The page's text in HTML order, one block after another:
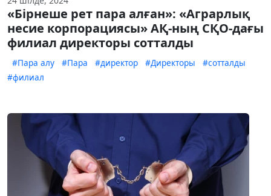
«Бірнеше рет пара алған»: «Аграрлық
несие корпорациясы» АҚ-ның СҚО-дағы
филиал директоры сотталды
#Пара алу #Пара #директор #Директоры
#сотталды
#филиал